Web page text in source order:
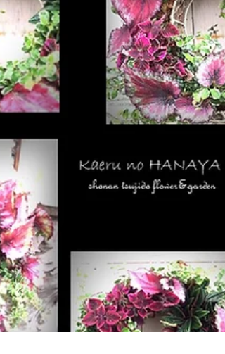
20~30分で行けてしまう距離なんです。 藤沢
住んで20年近くなりますが、一度も海の家に
ったことがなく、ましてや鎌倉の由比ガ浜ま
は...